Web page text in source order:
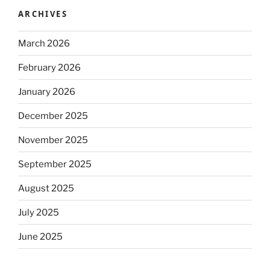
ARCHIVES
March 2026
February 2026
January 2026
December 2025
November 2025
September 2025
August 2025
July 2025
June 2025